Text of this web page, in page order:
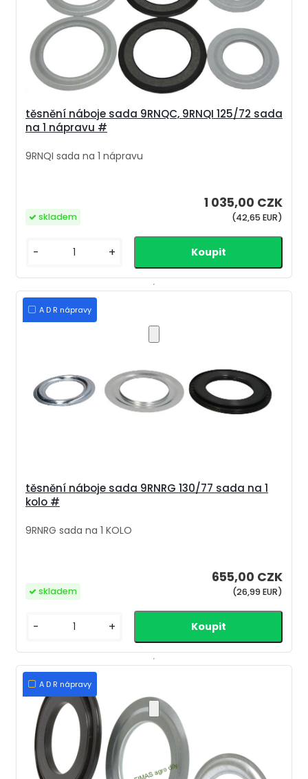
těsnění náboje sada 9RNQC, 9RNQI 125/72 sada
na 1 nápravu #
9RNQI sada na 1 nápravu
1 035,00 CZK
(42,65 EUR)
skladem
- +
těsnění náboje sada 9RNRG 130/77 sada na 1
kolo #
9RNRG sada na 1 KOLO
655,00 CZK
(26,99 EUR)
skladem
- +
A D R nápravy
A D R nápravy